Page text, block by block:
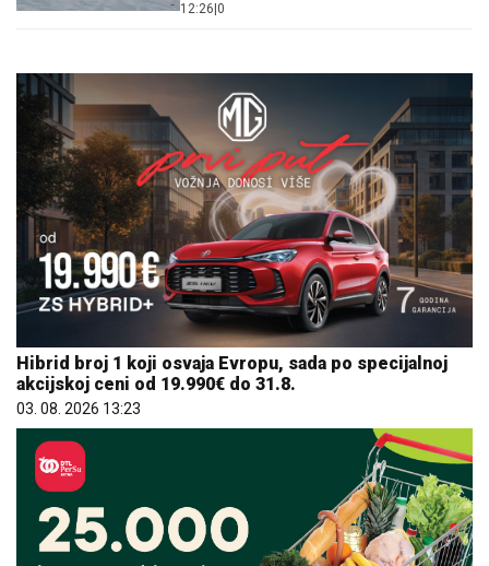
12:26 0
Hibrid broj 1 koji osvaja Evropu, sada po specijalnoj
akcijskoj ceni od 19.990€ do 31.8.
03. 08. 2026 13:23